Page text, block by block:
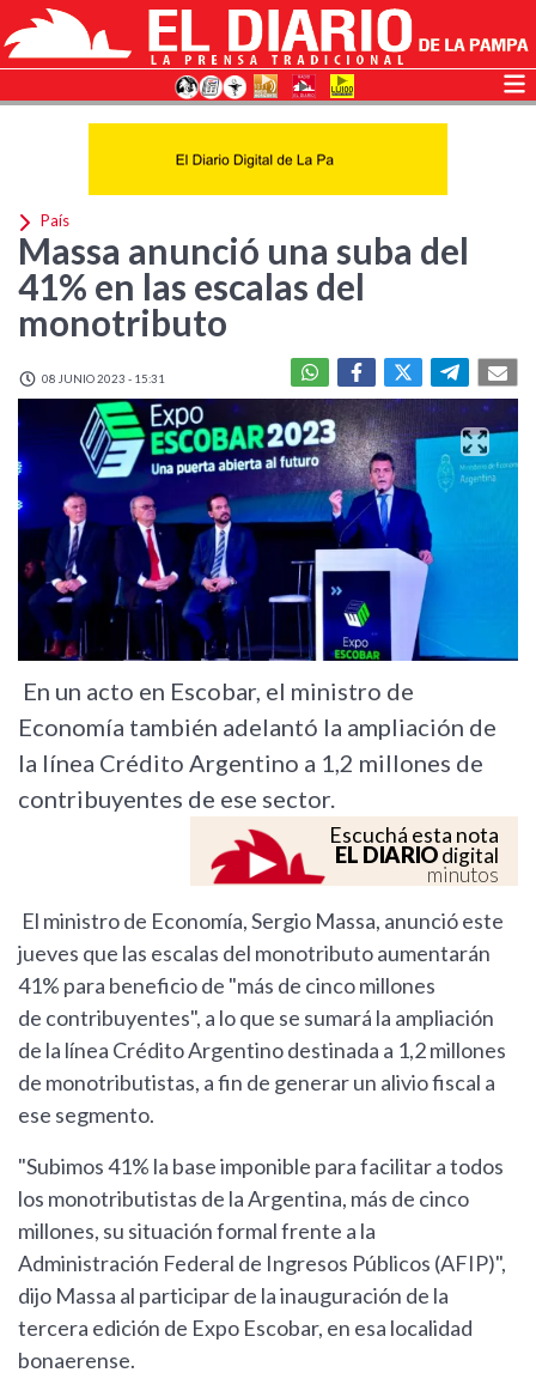
País
Massa anunció una suba del
41% en las escalas del
monotributo
08 JUNIO 2023 - 15:31
En un acto en Escobar, el ministro de
Economía también adelantó la ampliación de
la línea Crédito Argentino a 1,2 millones de
contribuyentes de ese sector.
Escuchá esta nota
EL DIARIOdigital
minutos
El ministro de Economía, Sergio Massa, anunció este
jueves que las escalas del monotributo aumentarán
41% para beneficio de "más de cinco millones
de contribuyentes", a lo que se sumará la ampliación
de la línea Crédito Argentino destinada a 1,2 millones
de monotributistas, a fin de generar un alivio fiscal a
ese segmento.
"Subimos 41% la base imponible para facilitar a todos
los monotributistas de la Argentina, más de cinco
millones, su situación formal frente a la
Administración Federal de Ingresos Públicos (AFIP)",
dijo Massa al participar de la inauguración de la
tercera edición de Expo Escobar, en esa localidad
bonaerense.